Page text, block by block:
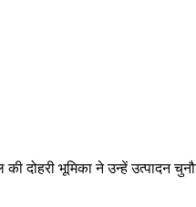
दोहरी भूमिका ने उन्हें उत्पादन